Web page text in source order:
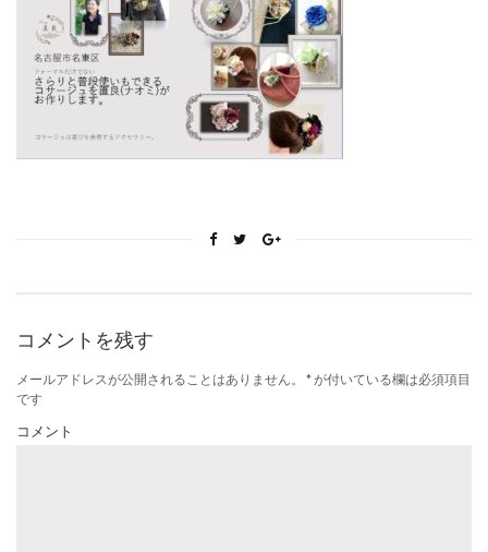
コメントを残す
メールアドレスが公開されることはありません。 *が付いている欄は必須項目
です
コメント